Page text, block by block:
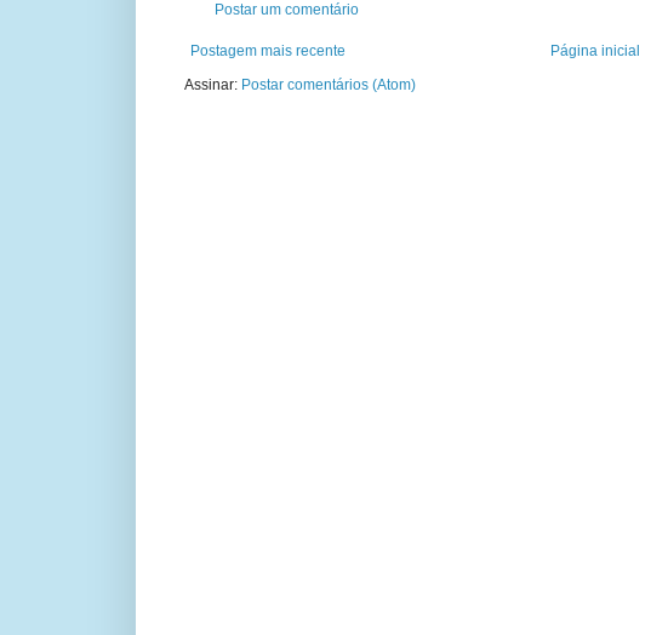
Postar um comentário
Postagem mais recente
Página inicial
Assinar: Postar comentários (Atom)